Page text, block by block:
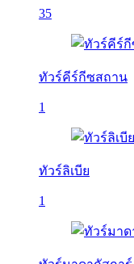
35
ทัวร์คีร์กีซสถาน
1
ทัวร์ลิเบีย
1